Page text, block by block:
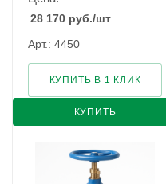
28 170 руб./шт
Арт.: 4450
КУПИТЬ
КУПИТЬ В 1 КЛИК